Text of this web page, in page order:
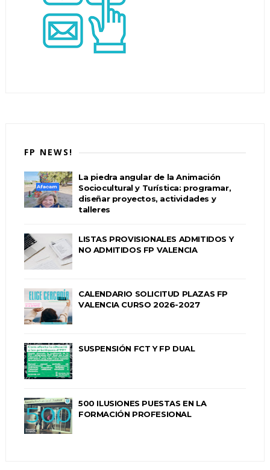
FP NEWS!
La piedra angular de la Animación
Sociocultural y Turística: programar,
diseñar proyectos, actividades y
talleres
LISTAS PROVISIONALES ADMITIDOS Y
NO ADMITIDOS FP VALENCIA
CALENDARIO SOLICITUD PLAZAS FP
VALENCIA CURSO 2026-2027
SUSPENSIÓN FCT Y FP DUAL
500 ILUSIONES PUESTAS EN LA
FORMACIÓN PROFESIONAL